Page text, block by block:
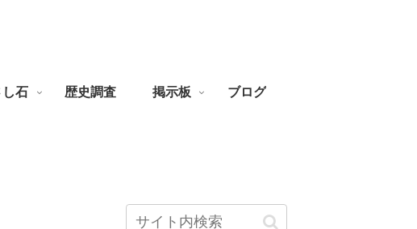
し石 歴史調査 掲示板 ブログ